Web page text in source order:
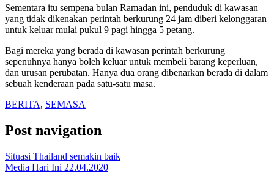
Sementara itu sempena bulan Ramadan ini, penduduk di kawasan
yang tidak dikenakan perintah berkurung 24 jam diberi kelonggaran
untuk keluar mulai pukul 9 pagi hingga 5 petang.
Bagi mereka yang berada di kawasan perintah berkurung
sepenuhnya hanya boleh keluar untuk membeli barang keperluan,
dan urusan perubatan. Hanya dua orang dibenarkan berada di dalam
sebuah kenderaan pada satu-satu masa.
BERITA, SEMASA
Post navigation
Situasi Thailand semakin baik
Media Hari Ini 22.04.2020